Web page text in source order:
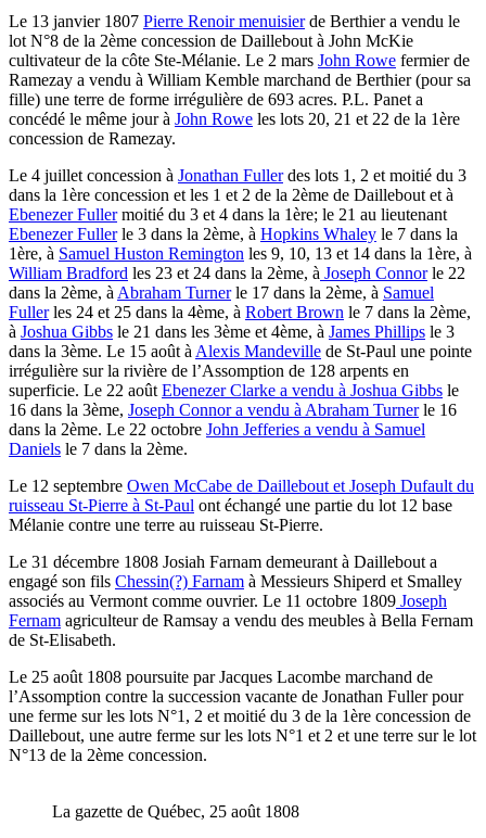
Le 13 janvier 1807 Pierre Renoir menuisierde Berthier a vendu le
lot N°8 de la 2ème concession de Daillebout à John McKie
cultivateur de la côte Ste-Mélanie. Le 2 mars John Rowe fermier de
Ramezay a vendu à William Kemble marchand de Berthier (pour sa
fille) une terre de forme irrégulière de 693 acres. P.L. Panet a
concédé le même jour à John Rowe les lots 20, 21 et 22 de la 1ère
concession de Ramezay.
Le 4 juillet concession à Jonathan Fullerdes lots 1, 2 et moitié du 3
dans la 1ère concession et les 1 et 2 de la 2ème de Daillebout et à
Ebenezer Fullermoitié du 3 et 4 dans la 1ère; le 21 au lieutenant
Ebenezer Fullerle 3 dans la 2ème, à Hopkins Whaley le 7 dans la
1ère, à Samuel Huston Remington les 9, 10, 13 et 14 dans la 1ère, à
William Bradford les 23 et 24 dans la 2ème, à Joseph Connorle 22
dans la 2ème, àAbraham Turnerle 17 dans la 2ème, à Samuel
Fullerles 24 et 25 dans la 4ème, à Robert Brown le 7 dans la 2ème,
à Joshua Gibbs le 21 dans les 3ème et 4ème, à James Phillips le 3
dans la 3ème. Le 15 août àAlexis Mandeville de St-Paul une pointe
irrégulière sur la rivière de l’Assomption de 128 arpents en
superficie. Le 22 aoûtEbenezer Clarke a vendu à Joshua Gibbs le
16 dans la 3ème, Joseph Connor a vendu à Abraham Turnerle 16
dans la 2ème. Le 22 octobre John Jefferies a vendu à Samuel
Daniels le 7 dans la 2ème.
Le 12 septembre Owen McCabe de Daillebout et Joseph Dufault du
ruisseau St-Pierre à St-Paul ont échangé une partie du lot 12 base
Mélanie contre une terre au ruisseau St-Pierre.
Le 31 décembre 1808 Josiah Farnam demeurant à Daillebout a
engagé son fils Chessin(?) Farnam à Messieurs Shiperd et Smalley
associés au Vermont comme ouvrier. Le 11 octobre 1809 Joseph
Fernam agriculteur de Ramsay a vendu des meubles à Bella Fernam
de St-Elisabeth.
Le 25 août 1808 poursuite par Jacques Lacombe marchand de
l’Assomption contre la succession vacante de Jonathan Fuller pour
une ferme sur les lots N°1, 2 et moitié du 3 de la 1ère concession de
Daillebout, une autre ferme sur les lots N°1 et 2 et une terre sur le lot
N°13 de la 2ème concession.
La gazette de Québec, 25 août 1808